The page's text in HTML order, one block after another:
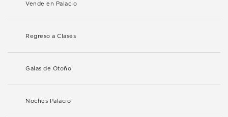
Vende en Palacio
Regreso a Clases
Galas de Otoño
Noches Palacio